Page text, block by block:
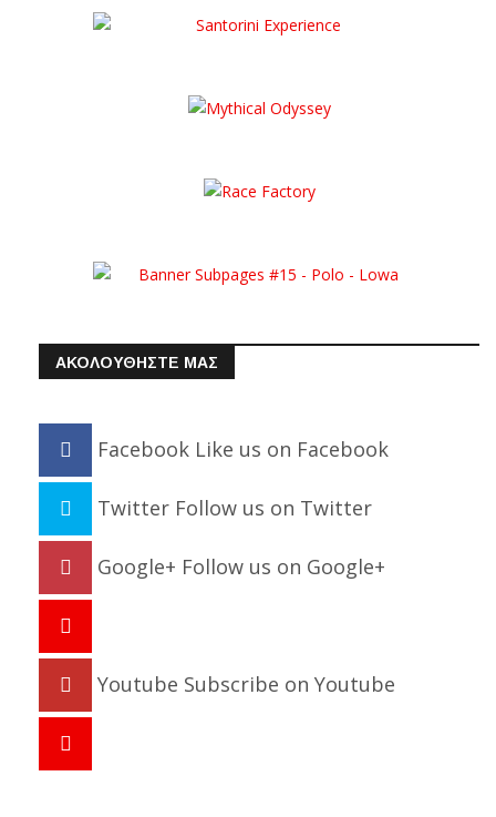
ΑΚΟΛΟΥΘΗΣΤΕ ΜΑΣ
Facebook Like us on Facebook
Twitter Follow us on Twitter
Google+ Follow us on Google+
Youtube Subscribe on Youtube